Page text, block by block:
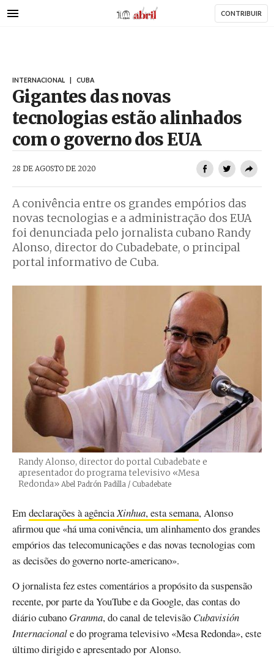
para
AbrilAbril CONTRIBUIR
INTERNACIONAL CUBA
Gigantes das novas
tecnologias estão alinhados
com o governo dos EUA
28 DE AGOSTO DE 2020
A conivência entre os grandes empórios das
novas tecnologias e a administração dos EUA
foi denunciada pelo jornalista cubano Randy
Alonso, director do Cubadebate, o principal
portal informativo de Cuba.
Randy Alonso, director do portal Cubadebate e
apresentador do programa televisivo «Mesa
Redonda» Créditos
Abel Padrón Padilla / Cubadebate
Emdeclarações à agênciaXinhua, esta semana, Alonso
afirmou que «há uma conivência, um alinhamento dos grandes
empórios das telecomunicações e das novas tecnologias com
as decisões do governo norte-americano».
O jornalista fez estes comentários a propósito da suspensão
recente, por parte da YouTube e da Google, das contas do
diário cubano Granma, do canal de televisão Cubavisión
Internacionale do programa televisivo «Mesa Redonda», este
último dirigido e apresentado por Alonso.